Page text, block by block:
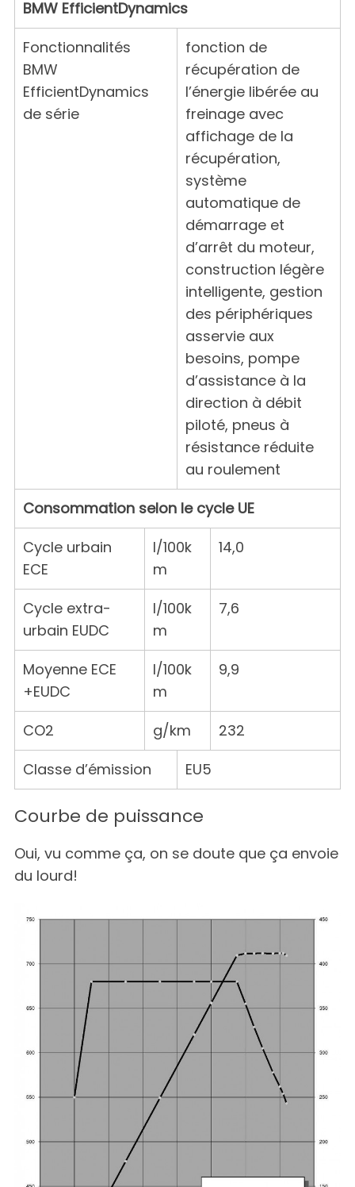
BMW EfficientDynamics
Fonctionnalités
BMW
EfficientDynamics
de série
fonction de
récupération de
l’énergie libérée au
freinage avec
affichage de la
récupération,
système
automatique de
démarrage et
d’arrêt du moteur,
construction légère
intelligente, gestion
des périphériques
asservie aux
besoins, pompe
d’assistance à la
direction à débit
piloté, pneus à
résistance réduite
au roulement
Consommation selon le cycle UE
Cycle urbain
ECE
l/100k
m
14,0
Cycle extra-
urbain EUDC
l/100k
m
7,6
Moyenne ECE
+EUDC
l/100k
m
9,9
CO2 g/km
232
Classe d’émission
EU5
Courbe de puissance
Oui, vu comme ça, on se doute que ça envoie
du lourd!
S
a
c
h
f
o
r
: